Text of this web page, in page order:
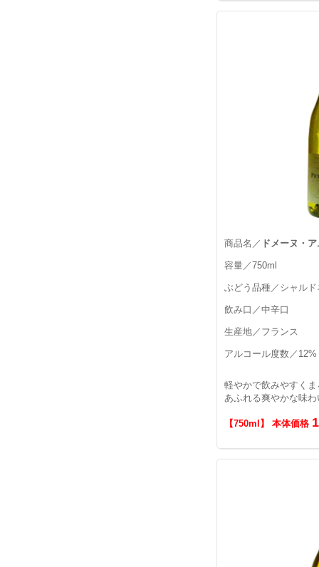
商品名／ ドメーヌ・
容量／750ml
ぶどう品種／シャルド
飲み口／中辛口
生産地／フランス
アルコール度数／12%
軽やかで飲みやすく
あふれる爽やかな味
【750ml】 本体価格